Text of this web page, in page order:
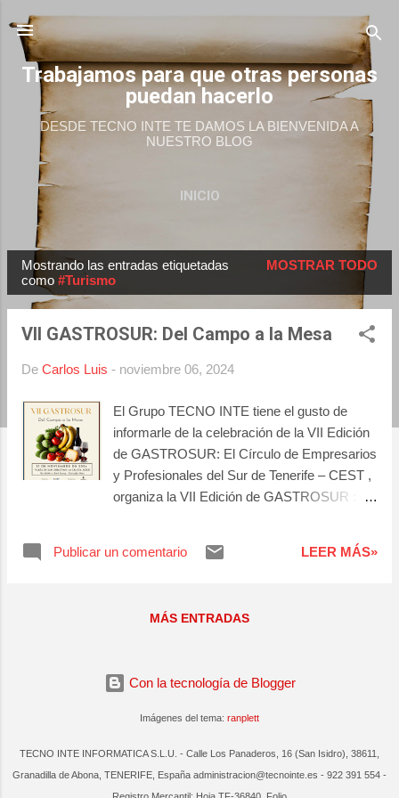
Trabajamos para que otras personas
puedan hacerlo
DESDE TECNO INTE TE DAMOS LA BIENVENIDA A
NUESTRO BLOG
INICIO
n
Mostrando las entradas etiquetadas
como #Turismo
MOSTRAR TODO
VII GASTROSUR: Del Campo a la Mesa
De Carlos Luis - noviembre 06, 2024
El Grupo TECNO INTE tiene el gusto de
informarle de la celebración de la VII Edición
de GASTROSUR: El Círculo de Empresarios
y Profesionales del Sur de Tenerife – CEST ,
organiza la VII Edición de GASTROSUR :
horario de 10:00 a 15:45 horas , en la Plaza
Adeje. (ubicación aquí). Un evento
entidades patricinadoras y colaboradoras.
Evento gastronómico de alto nivel, con la
importancia del producto local de km 0 y su
integración en la gastronomía de la región,
Publicar un comentario LEER MÁS»
MÁS ENTRADAS
Con la tecnología de Blogger
Imágenes del tema: ranplett
TECNO INTE INFORMATICA S.L.U. - Calle Los Panaderos, 16 (San Isidro), 38611,
Granadilla de Abona, TENERIFE, España administracion@tecnointe.es - 922 391 554 -